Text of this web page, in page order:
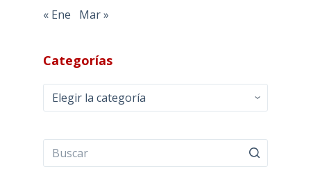
« Ene Mar »
Categorías
Categorías